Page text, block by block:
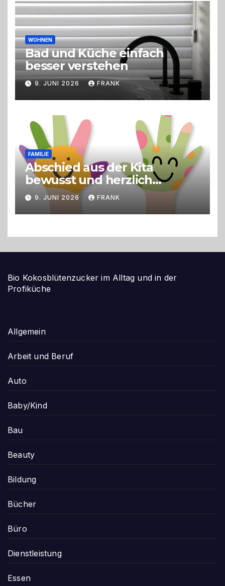
WOHNEN
Bad und Küche einfach
besser verstehen
9. JUNI 2026 FRANK
FAMILIE
Abschied aus der Kita
bewusst und herzlich
gestalten
9. JUNI 2026 FRANK
Bio Kokosblütenzucker im Alltag und in der
Profiküche
Allgemein
Arbeit und Beruf
Auto
Baby/Kind
Bau
Beauty
Bildung
Bücher
Büro
Dienstleistung
Essen